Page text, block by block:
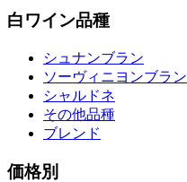
白ワイン品種
シュナンブラン
ソーヴィニヨンブラン
シャルドネ
その他品種
ブレンド
価格別